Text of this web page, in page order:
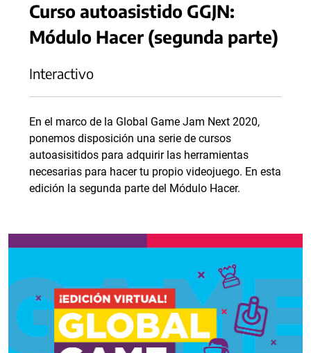
Curso autoasistido GGJN:
Módulo Hacer (segunda parte)
Interactivo
En el marco de la Global Game Jam Next 2020,
ponemos disposición una serie de cursos
autoasisitidos para adquirir las herramientas
necesarias para hacer tu propio videojuego. En esta
edición la segunda parte del Módulo Hacer.